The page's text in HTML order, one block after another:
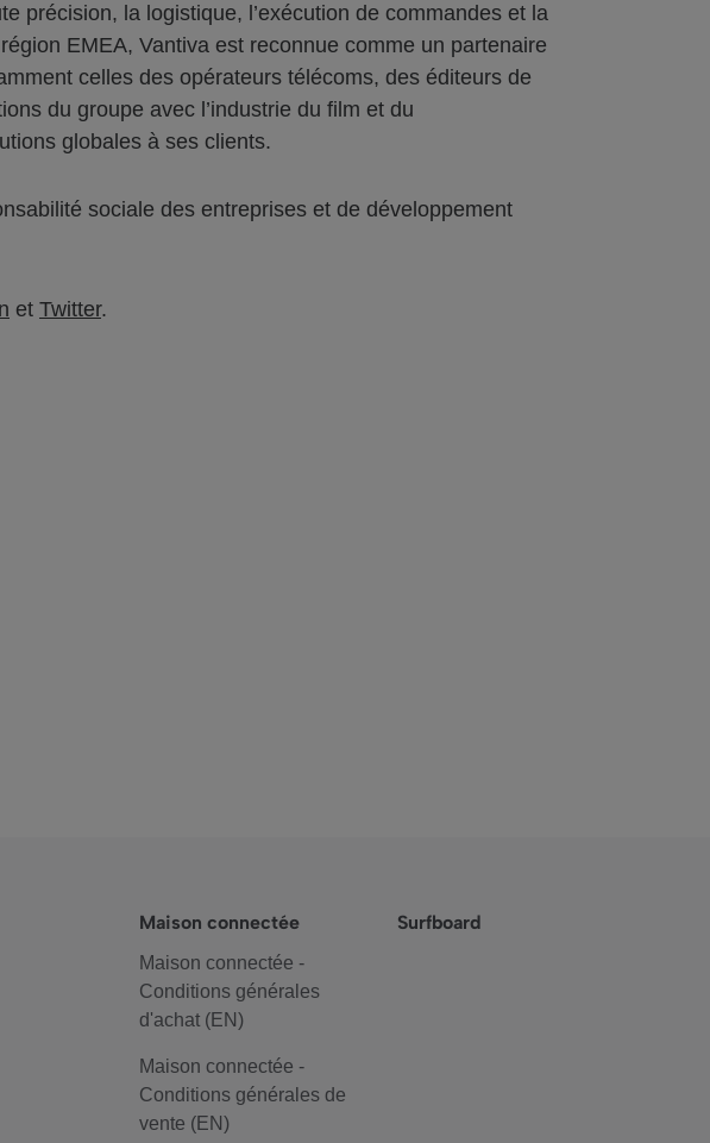
précision, la logistique, l’exécution de commandes et la
EMEA, Vantiva est reconnue comme un partenaire
celles des opérateurs télécoms, des éditeurs de
du groupe avec l’industrie du film et du
globales à ses clients.
sociale des entreprises et de développement
et Twitter.
Maison connectée
Maison connectée -
Conditions générales
d'achat (EN)
Maison connectée -
Conditions générales de
vente (EN)
Surfboard